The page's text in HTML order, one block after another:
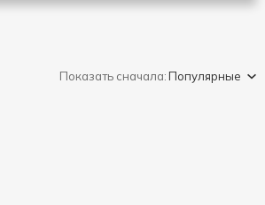
Показать сначала:Популярные